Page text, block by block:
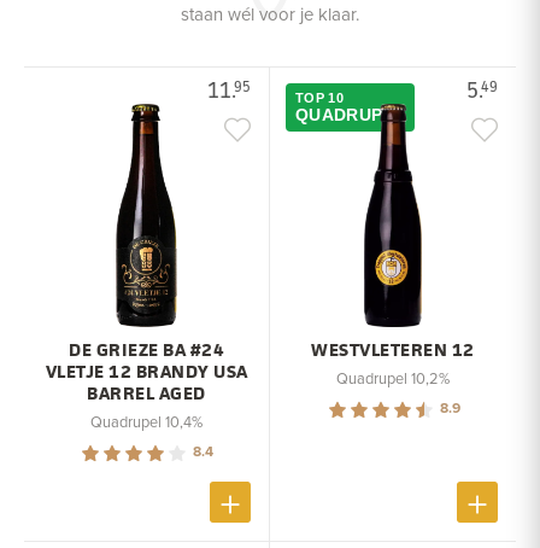
staan wél voor je klaar.
11.95
DE GRIEZE BA #24
VLETJE 12 BRANDY USA
BARREL AGED
Quadrupel 10,4%
8.4
5.49
TOP 10
QUADRUPEL
WESTVLETEREN 12
Quadrupel 10,2%
8.9